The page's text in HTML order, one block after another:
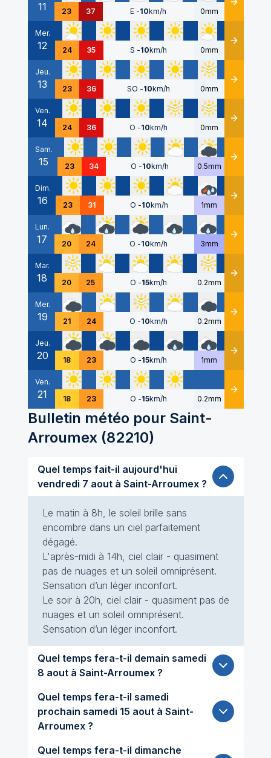
11 23 37 E -10km/h 0mm Détails
Mer.
12 24 35 S -10km/h 0mm Détails
Jeu.
13 23 36 SO -10km/h 0mm Détails
Ven.
14 24 36 O -10km/h 0mm Détails
Sam.
15 23 34 O -10km/h 0.5mm Détails
Dim.
16 23 31 O -10km/h 1mm Détails
Lun.
17 20 24 O -10km/h 3mm Détails
Mar.
18 20 25 O -15km/h 0.2mm Détails
Mer.
19 21 24 O -10km/h 0.2mm Détails
Jeu.
20 18 23 O -15km/h 1mm Détails
Ven.
21 18 23 O -15km/h 0.2mm Détails
Bulletin météo pour Saint-
Arroumex(82210)
Quel temps fait-il aujourd'hui
vendredi 7 aout à Saint-Arroumex ?
Le matin à 8h, le soleil brille sans
encombre dans un ciel parfaitement
dégagé.
L'après-midi à 14h, ciel clair - quasiment
pas de nuages et un soleil omniprésent.
Sensation d’un léger inconfort.
Le soir à 20h, ciel clair - quasiment pas de
nuages et un soleil omniprésent.
Sensation d’un léger inconfort.
Quel temps fera-t-il demain samedi
8 aout à Saint-Arroumex ?
Quel temps fera-t-il samedi
prochain samedi 15 aout à Saint-
Arroumex ?
Quel temps fera-t-il dimanche